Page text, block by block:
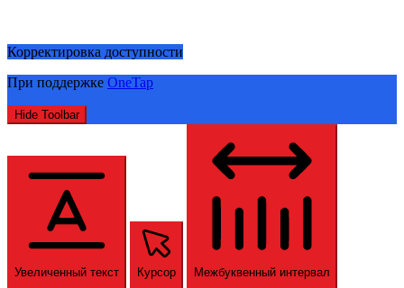
Корректировка доступности
При поддержке OneTap
Hide Toolbar
Увеличенный текст Курсор Межбуквенный интервал